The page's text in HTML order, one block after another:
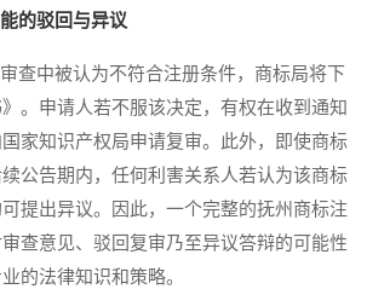
的驳回与异议
中被认为不符合注册条件，商标局将下
。申请人若不服该决定，有权在收到通知
家知识产权局申请复审。此外，即使商标
公告期内，任何利害关系人若认为该商标
提出异议。因此，一个完整的抚州商标注
查意见、驳回复审乃至异议答辩的可能性
的法律知识和策略。